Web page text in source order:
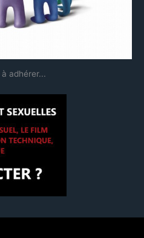
à adhérer...